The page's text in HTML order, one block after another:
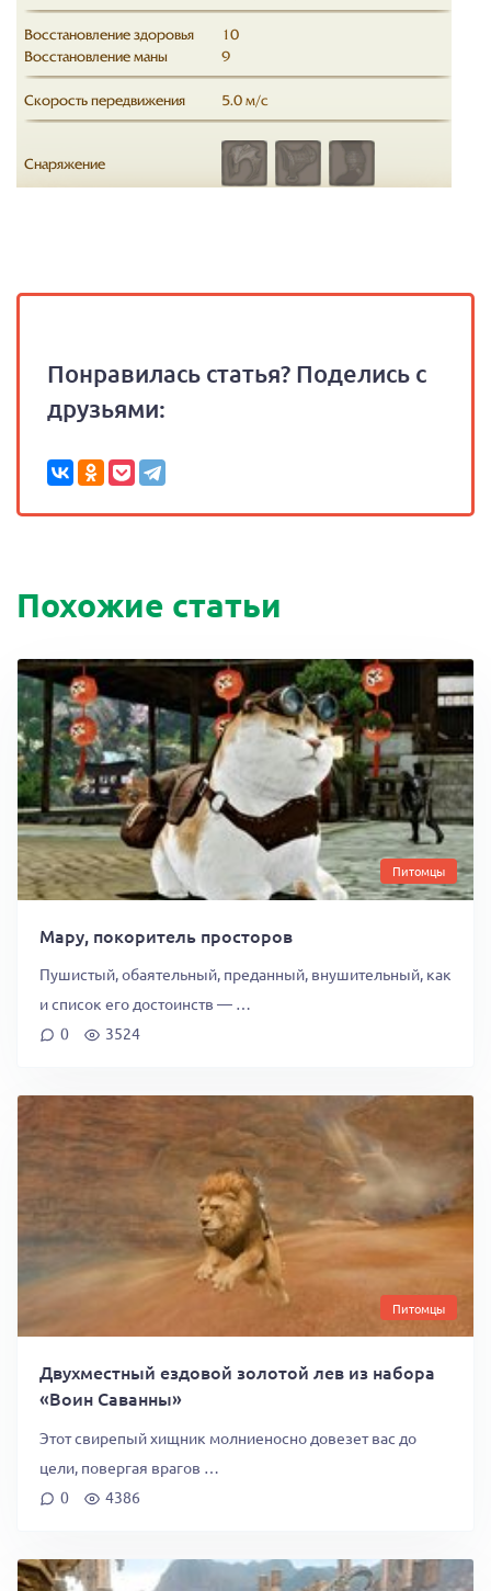
Понравилась статья? Поделись с
друзьями:
Похожие статьи
Питомцы
Мару, покоритель просторов
Пушистый, обаятельный, преданный, внушительный, как
и список его достоинств — …
0
3524
Питомцы
Двухместный ездовой золотой лев из набора
«Воин Саванны»
Этот свирепый хищник молниеносно довезет вас до
цели, повергая врагов …
0
4386